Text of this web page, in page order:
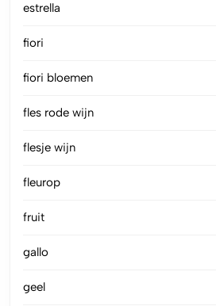
estrella
fiori
fiori bloemen
fles rode wijn
flesje wijn
fleurop
fruit
gallo
geel